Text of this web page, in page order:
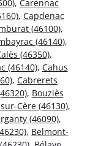
, Carennac
, Capdenac
(46100),
(46140),
(46350),
(46140), Cahus
, Cabrerets
, Bouziès
Cère (46130),
(46090),
, Belmont-